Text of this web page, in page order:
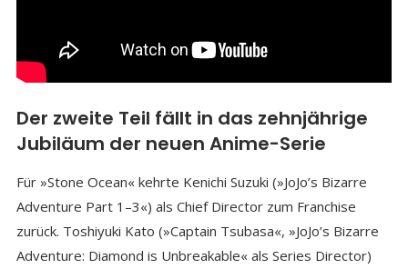
Der zweite Teil fällt in das zehnjährige
Jubiläum der neuen Anime-Serie
Für »Stone Ocean« kehrte Kenichi Suzuki (»JoJo’s Bizarre
Adventure Part 1–3«) als Chief Director zum Franchise
zurück. Toshiyuki Kato (»Captain Tsubasa«, »JoJo’s Bizarre
Adventure: Diamond is Unbreakable« als Series Director)